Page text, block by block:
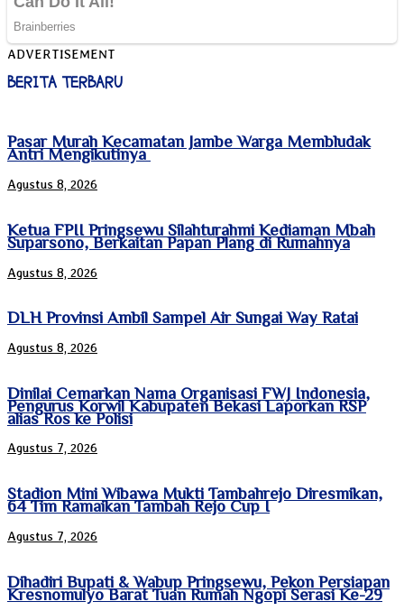
ADVERTISEMENT
BERITA TERBARU
Pasar Murah Kecamatan Jambe Warga Membludak
Antri Mengikutinya
Agustus 8, 2026
Ketua FPII Pringsewu Silahturahmi Kediaman Mbah
Suparsono, Berkaitan Papan Plang di Rumahnya
Agustus 8, 2026
DLH Provinsi Ambil Sampel Air Sungai Way Ratai
Agustus 8, 2026
Dinilai Cemarkan Nama Organisasi FWJ Indonesia,
Pengurus Korwil Kabupaten Bekasi Laporkan RSP
alias Ros ke Polisi
Agustus 7, 2026
Stadion Mini Wibawa Mukti Tambahrejo Diresmikan,
64 Tim Ramaikan Tambah Rejo Cup I
Agustus 7, 2026
Dihadiri Bupati & Wabup Pringsewu, Pekon Persiapan
Kresnomulyo Barat Tuan Rumah Ngopi Serasi Ke-29